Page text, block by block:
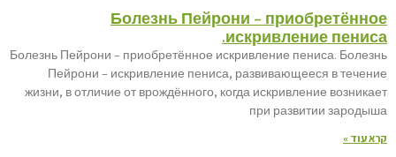
Болезнь Пейрони – приобретённое
искривление пениса.
Болезнь Пейрони – приобретённое искривление пениса. Болезнь
Пейрони – искривление пениса, развивающееся в течение
жизни, в отличие от врождённого, когда искривление возникает
при развитии зародыша
קרא עוד »